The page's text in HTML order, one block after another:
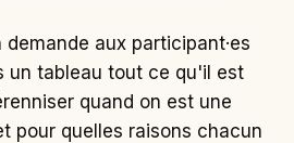
demande aux participant·es
un tableau tout ce qu'il est
quand on est une
pour quelles raisons chacun